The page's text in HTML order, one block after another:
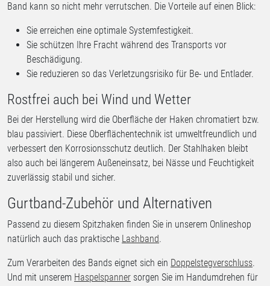
Band kann so nicht mehr verrutschen. Die Vorteile auf einen Blick:
Sie erreichen eine optimale Systemfestigkeit.
Sie schützen Ihre Fracht während des Transports vor
Beschädigung.
Sie reduzieren so das Verletzungsrisiko für Be- und Entlader.
Rostfrei auch bei Wind und Wetter
Bei der Herstellung wird die Oberfläche der Haken chromatiert bzw.
blau passiviert. Diese Oberflächentechnik ist umweltfreundlich und
verbessert den Korrosionsschutz deutlich. Der Stahlhaken bleibt
also auch bei längerem Außeneinsatz, bei Nässe und Feuchtigkeit
zuverlässig stabil und sicher.
Gurtband-Zubehör und Alternativen
Passend zu diesem Spitzhaken finden Sie in unserem Onlineshop
natürlich auch das praktische Lashband.
Zum Verarbeiten des Bands eignet sich ein Doppelstegverschluss.
Und mit unserem Haspelspanner sorgen Sie im Handumdrehen für